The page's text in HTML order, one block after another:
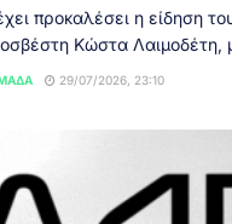
προκαλέσει η είδηση
Κώστα Λαιμοδέτη,
29/07/2026, 23:10